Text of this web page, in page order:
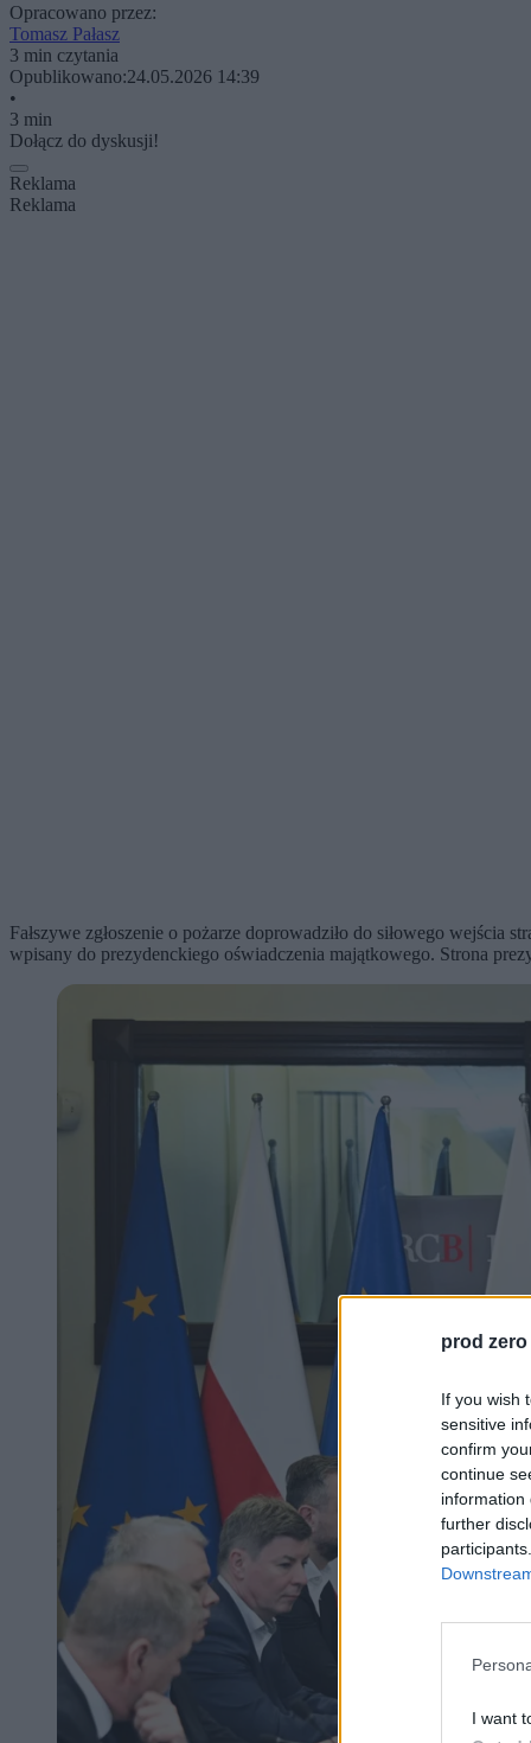
prod zero
If you wish
sensitive
confirm
continue
information
further
I want
Opracowano przez:
Tomasz Pałasz
3 min czytania
Opublikowano:24.05.2026 14:39
•
3 min
Dołącz do dyskusji!
Reklama
Reklama
Fałszywe zgłoszenie o pożarze doprowadziło do siłowego
wpisany do prezydenckiego oświadczenia majątkowego. Strona